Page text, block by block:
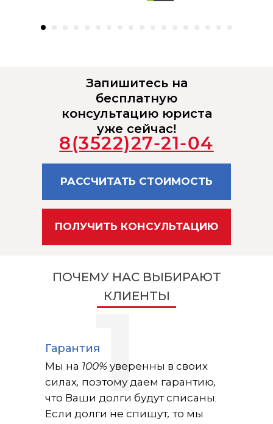
Запишитесь на
бесплатную
консультацию юриста
уже сейчас!
8(3522)27-21-04
РАССЧИТАТЬ СТОИМОСТЬ
ПОЛУЧИТЬ КОНСУЛЬТАЦИЮ
ПОЧЕМУ НАС ВЫБИРАЮТ
КЛИЕНТЫ
1
Гарантия
Мы на 100% уверенны в своих
силах, поэтому даем гарантию,
что Ваши долги будут списаны.
Если долги не спишут, то мы